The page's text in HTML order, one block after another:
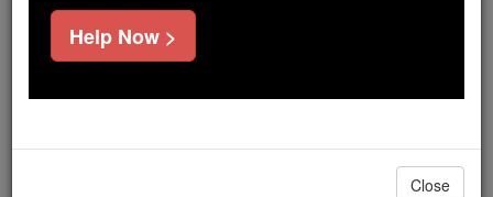
Ésaïe ⌄ Chapter 12 ⌄
Et, ce jour-là, vous allez me dire : « Je te loue,
colère est maintenant apaisé et tu m'as consolé .
Help Now >
Close